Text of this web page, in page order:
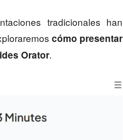
tradicionales han
cómo presentar
Orator.